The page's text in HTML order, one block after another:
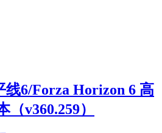
线6/Forza Horizon 6 高
v360.259）